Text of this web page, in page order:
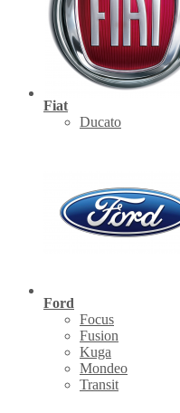
Fiat
Ducato
Ford
Focus
Fusion
Kuga
Mondeo
Transit